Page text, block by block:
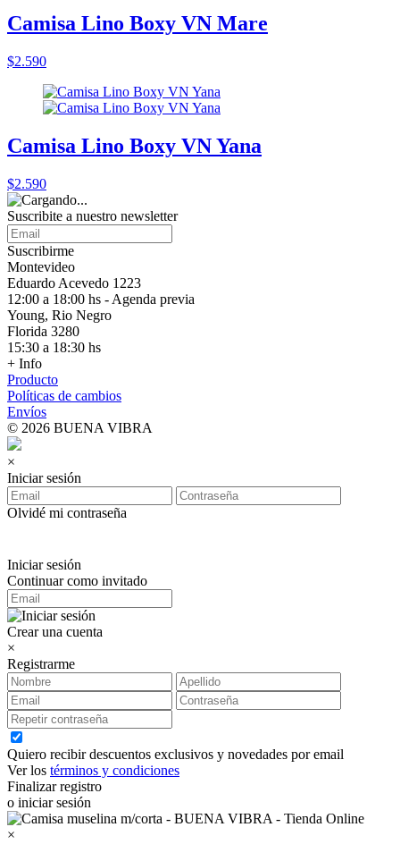
Camisa Lino Boxy VN Mare
$2.590
Camisa Lino Boxy VN Yana
$2.590
Suscribite a nuestro newsletter
Suscribirme
Montevideo
Eduardo Acevedo 1223
12:00 a 18:00 hs - Agenda previa
Young, Rio Negro
Florida 3280
15:30 a 18:30 hs
+ Info
Producto
Políticas de cambios
Envíos
© 2026 BUENA VIBRA
×
Iniciar sesión
Olvidé mi contraseña
Iniciar sesión
Continuar como invitado
Crear una cuenta
×
Registrarme
Quiero recibir descuentos exclusivos y novedades por email
Ver los términos y condiciones
Finalizar registro
o iniciar sesión
×